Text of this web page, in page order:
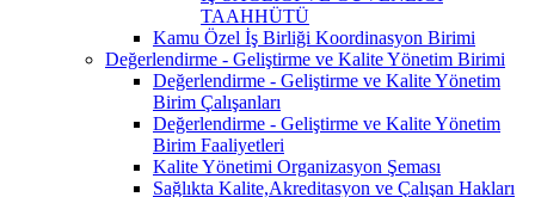
TAAHHÜTÜ
Kamu Özel İş Birliği Koordinasyon Birimi
Değerlendirme - Geliştirme ve Kalite Yönetim Birimi
Değerlendirme - Geliştirme ve Kalite Yönetim
Birim Çalışanları
Değerlendirme - Geliştirme ve Kalite Yönetim
Birim Faaliyetleri
Kalite Yönetimi Organizasyon Şeması
Sağlıkta Kalite,Akreditasyon ve Çalışan Hakları